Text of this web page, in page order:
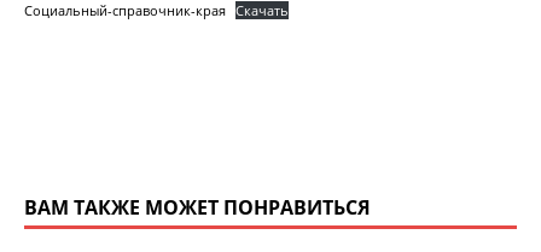
Социальный-справочник-края Скачать
ВАМ ТАКЖЕ МОЖЕТ ПОНРАВИТЬСЯ